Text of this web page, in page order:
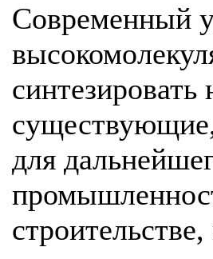
Современный
существующие,
для